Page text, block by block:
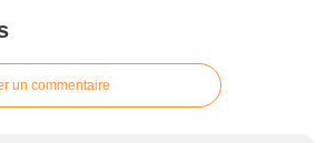
un commentaire